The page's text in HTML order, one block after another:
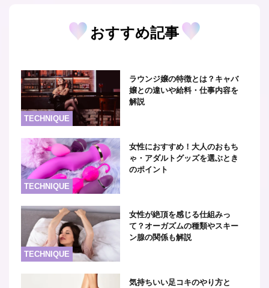
おすすめ記事
TECHNIQUE
ラウンジ嬢の特徴とは？キャバ
嬢との違いや給料・仕事内容を
解説
TECHNIQUE
女性におすすめ！大人のおもち
ゃ・アダルトグッズを選ぶとき
のポイント
TECHNIQUE
女性が絶頂を感じる仕組みっ
て？オーガズムの種類やスキー
ン腺の関係も解説
気持ちいい足コキのやり方と